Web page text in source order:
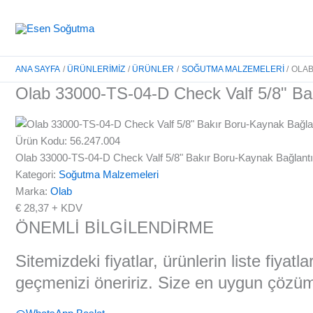
ANA SAYFA ÜRÜNLERIMIZ ÜRÜNLER SOĞUTMA MALZEMELERI
Olab 33000-TS-04-D Check Valf 5/8"
Ürün Kodu: 56.247.004
Olab 33000-TS-04-D Check Valf 5/8" Bakır Boru-Kaynak
Kategori: Soğutma Malzemeleri
Marka: Olab
€ 28,37 + KDV
ÖNEMLİ BİLGİLENDİRME
Sitemizdeki fiyatlar, ürünlerin liste
geçmenizi öneririz. Size en uygun